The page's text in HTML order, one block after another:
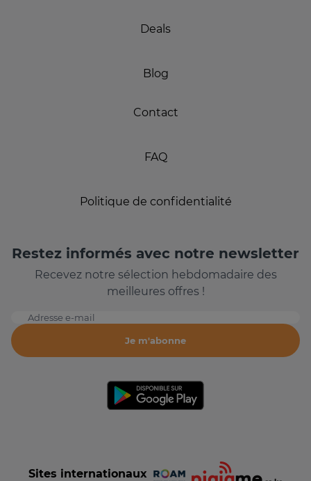
Deals
Blog
Contact
FAQ
Politique de confidentialité
Restez informés avec notre newsletter
Recevez notre sélection hebdomadaire des
meilleures offres !
Adresse e-mail
Je m'abonne
Sites internationaux